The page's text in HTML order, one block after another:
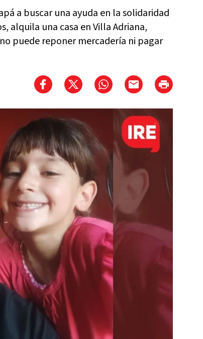
a buscar una ayuda en la solidaridad
alquila una casa en Villa Adriana,
puede reponer mercadería ni pagar